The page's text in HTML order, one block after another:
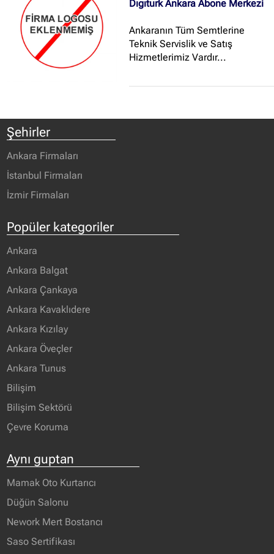
Dıgıturk Ankara Abone Merkezi
Ankaranın Tüm Semtlerine
Teknik Servislik ve Satış
Hizmetlerimiz Vardır...
Şehirler
Ankara Firmaları
İstanbul Firmaları
İzmir Firmaları
Popüler kategoriler
Ankara
Ankara Balgat
Ankara Çankaya
Ankara Kavaklıdere
Ankara Kızılay
Ankara Öveçler
Ankara Tunus
Bilişim
Bilişim Sektörü
Çevre Koruma
Aynı guptan
Mamak Oto Kurtarıcı
Düğün Salonu
Nework Mert Bostancı
Saso Sertifikası